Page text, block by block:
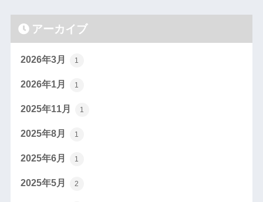
アーカイブ
2026年3月 1
2026年1月 1
2025年11月 1
2025年8月 1
2025年6月 1
2025年5月 2